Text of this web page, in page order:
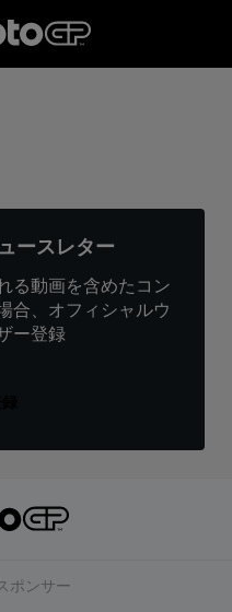
ースレター
る動画を含めたコン
合、オフィシャルウ
ー登録
ポンサー